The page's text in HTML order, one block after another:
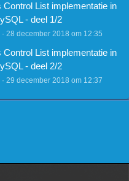
Control List implementatie in
- deel 1/2
28 december 2018 om 12:35
Control List implementatie in
- deel 2/2
29 december 2018 om 12:37